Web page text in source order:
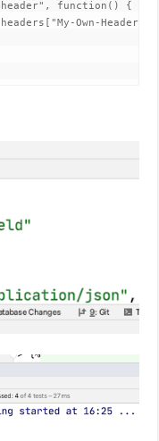
function() {
Own-Header"]